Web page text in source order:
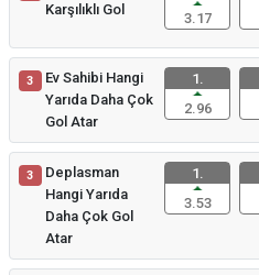
Karşılıklı Gol
3.17
3
Ev Sahibi Hangi
Yarıda Daha Çok
Gol Atar
1.
2.96
3
Deplasman
Hangi Yarıda
Daha Çok Gol
Atar
1.
3.53